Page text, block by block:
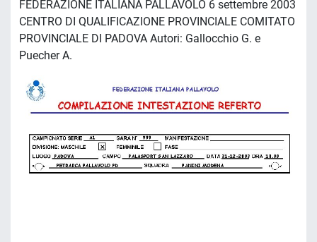
FEDERAZIONE ITALIANA PALLAVOLO 6 settembre 2003
CENTRO DI QUALIFICAZIONE PROVINCIALE COMITATO
PROVINCIALE DI PADOVA Autori: Gallocchio G. e
Puecher A.